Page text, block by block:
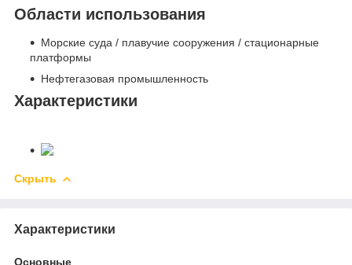
Области использования
Морские суда / плавучие сооружения / стационарные
платформы
Нефтегазовая промышленность
Характеристики
Скрыть
Характеристики
Основные